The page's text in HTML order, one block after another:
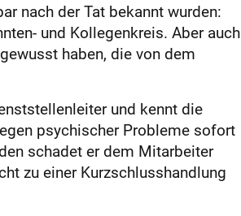
nach der Tat bekannt wurden:
und Kollegenkreis. Aber auch
haben, die von dem
und kennt die
psychischer Probleme sofort
schadet er dem Mitarbeiter
zu einer Kurzschlusshandlung